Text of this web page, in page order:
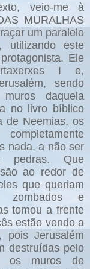
veio-me à
MURALHAS
um paralelo
utilizando este
Ele
I e,
sendo
daquela
no livro bíblico
de Neemias, os
nada, a não ser
pedras. Que
ao redor de
que queriam
zombados e
tomou a frente
estão vendo a
pois Jerusalém
destruídas pelo
os muros de